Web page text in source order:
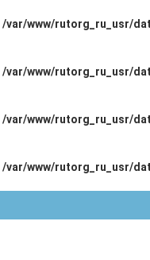
/var/www/rutorg_ru_usr/
/var/www/rutorg_ru_usr/
/var/www/rutorg_ru_usr/
/var/www/rutorg_ru_usr/